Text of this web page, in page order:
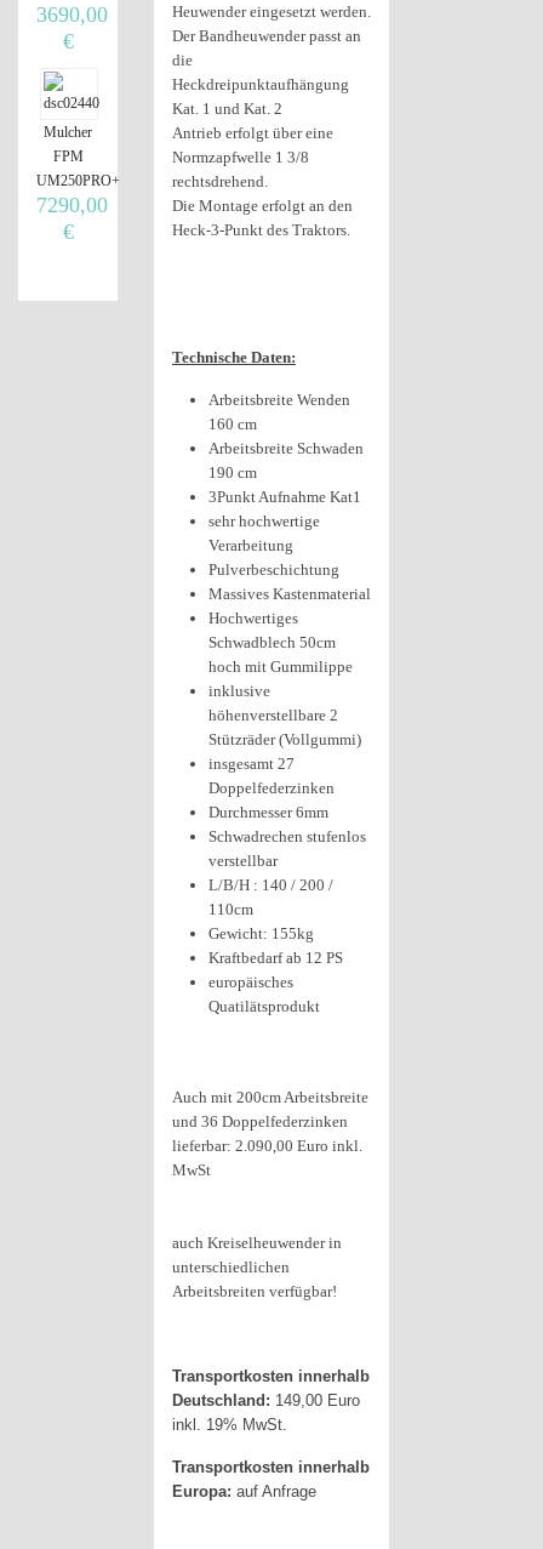
Heuwender eingesetzt werden.
Der Bandheuwender passt an
die
Heckdreipunktaufhängung
Kat. 1 und Kat. 2
Antrieb erfolgt über eine
Normzapfwelle 1 3/8
rechtsdrehend.
Die Montage erfolgt an den
Heck-3-Punkt des Traktors.
Technische Daten:
Arbeitsbreite Wenden
160 cm
Arbeitsbreite Schwaden
190 cm
3Punkt Aufnahme Kat1
sehr hochwertige
Verarbeitung
Pulverbeschichtung
Massives Kastenmaterial
Hochwertiges
Schwadblech 50cm
hoch mit Gummilippe
inklusive
höhenverstellbare 2
Stützräder (Vollgummi)
insgesamt 27
Doppelfederzinken
Durchmesser 6mm
Schwadrechen stufenlos
verstellbar
L/B/H : 140 / 200 /
110cm
Gewicht: 155kg
Kraftbedarf ab 12 PS
europäisches
Quatilätsprodukt
Auch mit 200cm Arbeitsbreite
und 36 Doppelfederzinken
lieferbar: 2.090,00 Euro inkl.
MwSt
auch Kreiselheuwender in
unterschiedlichen
Arbeitsbreiten verfügbar!
Transportkosten innerhalb
Deutschland: 149,00 Euro
inkl. 19% MwSt.
Transportkosten innerhalb
Europa: auf Anfrage
3690,00
€
Mulcher
FPM
UM250PRO+
7290,00
€